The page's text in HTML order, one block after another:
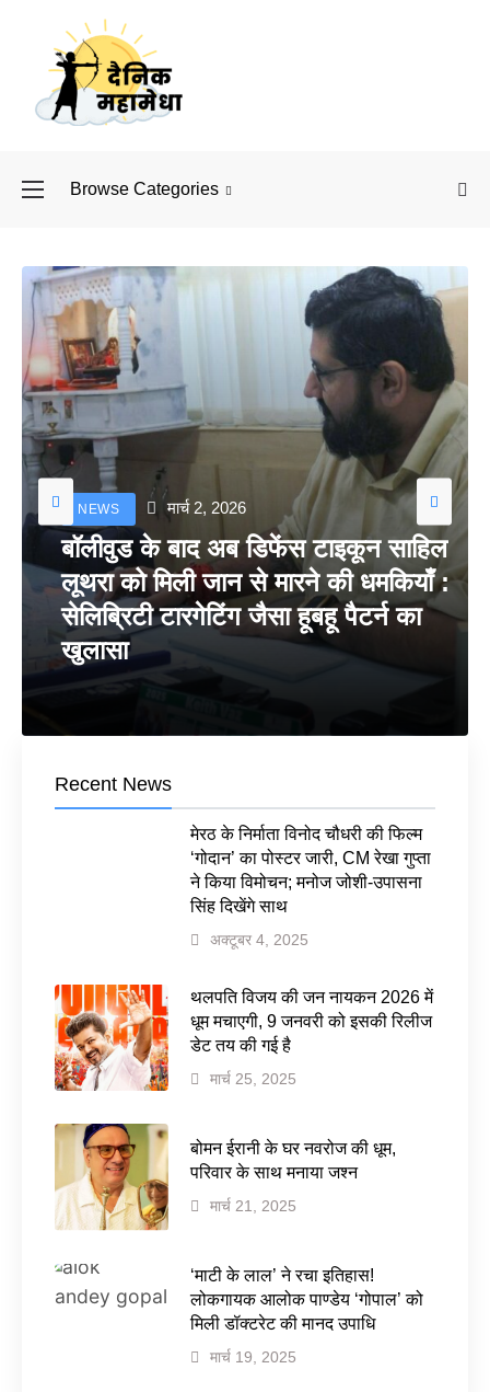
Browse Categories
NEWS मार्च 2, 2026
बॉलीवुड के बाद अब डिफेंस टाइकून साहिल
लूथरा को मिली जान से मारने की धमकियाँ :
सेलिब्रिटी टारगेटिंग जैसा हूबहू पैटर्न का
खुलासा
Recent News
मेरठ के निर्माता विनोद चौधरी की फिल्म
‘गोदान’ का पोस्टर जारी, CM रेखा गुप्ता
ने किया विमोचन; मनोज जोशी-उपासना
सिंह दिखेंगे साथ
अक्टूबर 4, 2025
थलपति विजय की जन नायकन 2026 में
धूम मचाएगी, 9 जनवरी को इसकी रिलीज
डेट तय की गई है
मार्च 25, 2025
बोमन ईरानी के घर नवरोज की धूम,
परिवार के साथ मनाया जश्न
मार्च 21, 2025
‘माटी के लाल’ ने रचा इतिहास!
लोकगायक आलोक पाण्डेय ‘गोपाल’ को
मिली डॉक्टरेट की मानद उपाधि
मार्च 19, 2025